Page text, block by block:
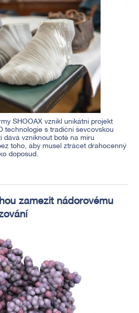
SHOOAX vznikl unikátní projekt
technologie s tradiční ševcovskou
dává vzniknout botě na míru
toho, aby musel ztrácet drahocenný
doposud.
zamezit nádorovému